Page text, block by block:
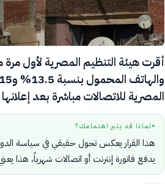
أقرت هيئة التنظيم المصرية لأول مرة
المصرية للاتصالات مباشرة بعد إعلانها
● لماذا قد يثير اهتمامك؟
هذا القرار يعكس تحول حقيقي في سياسة
يدفع فاتورة إنترنت أو اتصالات شهرياً، هذا يعني